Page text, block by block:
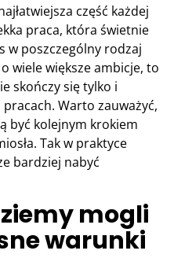
część każdej
praca, która świetnie
w poszczególny rodzaj
wiele większe ambicje, to
skończy się tylko i
Warto zauważyć,
być kolejnym krokiem
Tak w praktyce
bardziej nabyć
mogli
warunki